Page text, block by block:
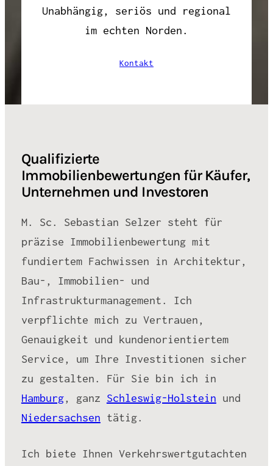
Unabhängig, seriös und regional
im echten Norden.
Kontakt
Qualifizierte
Immobilienbewertungen für Käufer,
Unternehmen und Investoren
M. Sc. Sebastian Selzer steht für
präzise Immobilienbewertung mit
fundiertem Fachwissen in Architektur,
Bau-, Immobilien- und
Infrastrukturmanagement. Ich
verpflichte mich zu Vertrauen,
Genauigkeit und kundenorientiertem
Service, um Ihre Investitionen sicher
zu gestalten. Für Sie bin ich in
Hamburg, ganz Schleswig-Holstein und
Niedersachsen tätig.
Ich biete Ihnen Verkehrswertgutachten